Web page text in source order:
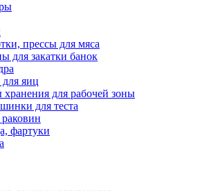
прессы для мяса
для закатки банок
яиц
для рабочей зоны
для теста
фартуки